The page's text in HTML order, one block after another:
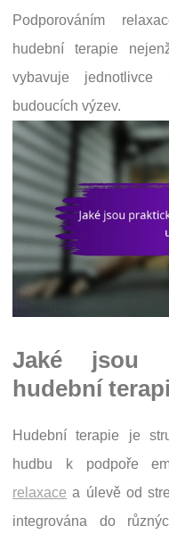
Podporováním
hudební terapie
vybavuje
budoucích výzev.
Jaké jsou
hudební
Hudební terapie je
hudbu k podpoře
relaxace a úlevě od
integrována do